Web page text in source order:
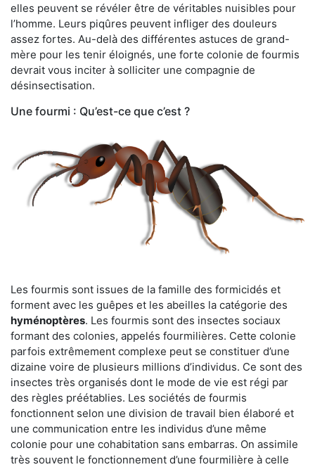
elles peuvent se révéler être de véritables nuisibles pour
l’homme. Leurs piqûres peuvent infliger des douleurs
assez fortes. Au-delà des différentes astuces de grand-
mère pour les tenir éloignés, une forte colonie de fourmis
devrait vous inciter à solliciter une compagnie de
désinsectisation.
Une fourmi : Qu’est-ce que c’est ?
Les fourmis sont issues de la famille des formicidés et
forment avec les guêpes et les abeilles la catégorie des
hyménoptères. Les fourmis sont des insectes sociaux
formant des colonies, appelés fourmilières. Cette colonie
parfois extrêmement complexe peut se constituer d’une
dizaine voire de plusieurs millions d’individus. Ce sont des
insectes très organisés dont le mode de vie est régi par
des règles préétablies. Les sociétés de fourmis
fonctionnent selon une division de travail bien élaboré et
une communication entre les individus d’une même
colonie pour une cohabitation sans embarras. On assimile
très souvent le fonctionnement d’une fourmilière à celle